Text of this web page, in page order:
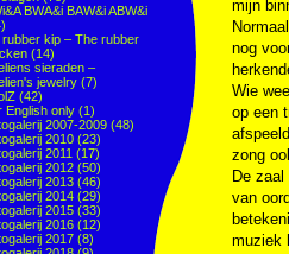
BWA&i BAW&i ABW&i
rubber kip – The rubber
(14)
sieraden –
jewelry (7)
(42)
English only (1)
2007-2009 (48)
2010 (23)
2011 (17)
2012 (50)
2013 (46)
2014 (29)
2015 (33)
2016 (12)
2017 (8)
mijn
nog
Wie
op een
zong
De
van
muziek